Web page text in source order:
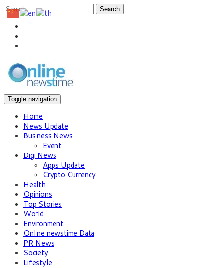
Search
Toggle navigation
Home
News Update
Business News
Event
Digi News
Apps Update
Crypto Currency
Health
Opinions
Top Stories
World
Environment
Online newstime Data
PR News
Society
Lifestyle